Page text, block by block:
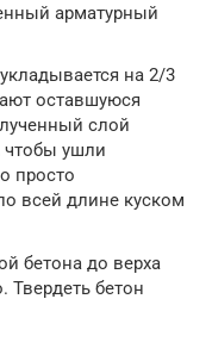
арматурный
на 2/3
оставшуюся
слой
чтобы ушли
просто
всей длине куском
бетона до верха
бетон